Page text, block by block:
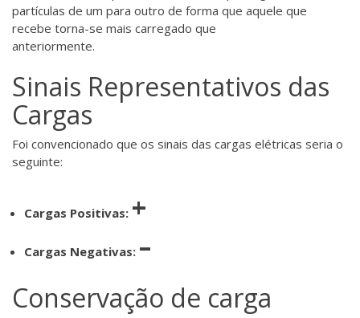
partículas de um para outro de forma que aquele que
recebe torna-se mais carregado que
anteriormente.
Sinais Representativos das
Cargas
Foi convencionado que os sinais das cargas elétricas seria o
seguinte:
Cargas Positivas: +
Cargas Negativas: –
Conservação de carga